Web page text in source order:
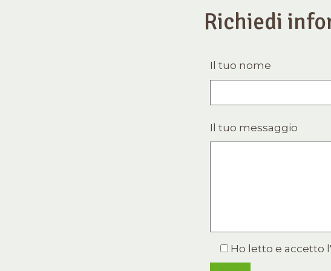
Richiedi
Il tuo nome
Il tuo messaggio
Ho letto e accetto l'